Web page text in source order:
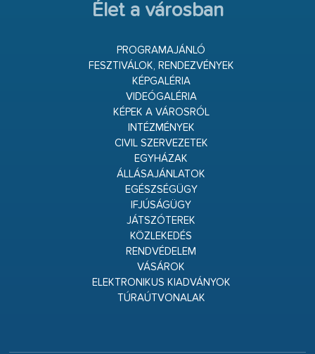
Élet a városban
PROGRAMAJÁNLÓ
FESZTIVÁLOK, RENDEZVÉNYEK
KÉPGALÉRIA
VIDEÓGALÉRIA
KÉPEK A VÁROSRÓL
INTÉZMÉNYEK
CIVIL SZERVEZETEK
EGYHÁZAK
ÁLLÁSAJÁNLATOK
EGÉSZSÉGÜGY
IFJÚSÁGÜGY
JÁTSZÓTEREK
KÖZLEKEDÉS
RENDVÉDELEM
VÁSÁROK
ELEKTRONIKUS KIADVÁNYOK
TÚRAÚTVONALAK